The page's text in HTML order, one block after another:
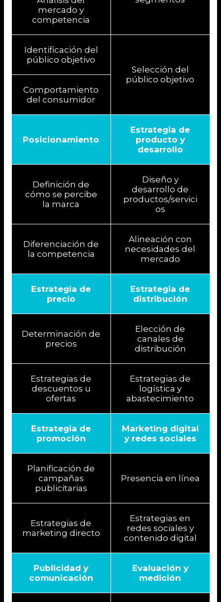
mercado y
competencia
Identificación del
público objetivo
Selección del
público objetivo
Comportamiento
del consumidor
Posicionamiento
Estrategia de
producto y
desarrollo
Definición de
cómo se percibe
la marca
Diseño y
desarrollo de
productos/servici
os
Diferenciación de
la competencia
Alineación con
necesidades del
mercado
Estrategia de
precio
Estrategia de
distribución
Determinación de
precios
Elección de
canales de
distribución
Estrategias de
descuentos u
ofertas
Estrategias de
logística y
abastecimiento
Estrategia de
promoción
Marketing digital
y redes sociales
Planificación de
campañas
publicitarias
Presencia en línea
Estrategias de
marketing directo
Estrategias en
redes sociales y
contenido digital
Publicidad y
comunicación
Evaluación y
medición